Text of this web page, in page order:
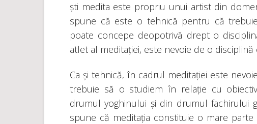
ști medita este propriu unui artist din
spune că este o tehnică pentru că
poate concepe deopotrivă drept o
atlet al meditației, este nevoie de o disciplină
Ca și tehnică, în cadrul meditației este
trebuie să o studiem în relație cu
drumul yoghinului și din drumul fachirului
spune că meditația constituie o mare